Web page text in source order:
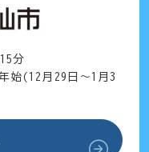
分
始(12月29日～1月3